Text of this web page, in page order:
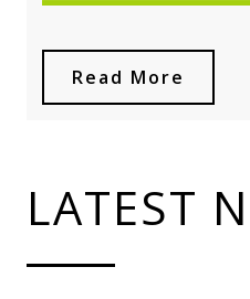
Read More
LATEST